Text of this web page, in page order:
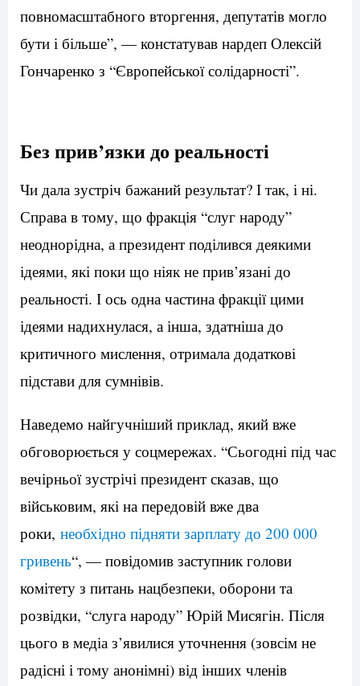
повномасштабного вторгення, депутатів могло
бути і більше”, — констатував нардеп Олексій
Гончаренко з “Європейської солідарності”.
Без прив’язки до реальності
Чи дала зустріч бажаний результат? І так, і ні.
Справа в тому, що фракція “слуг народу”
неоднорідна, а президент поділився деякими
ідеями, які поки що ніяк не прив’язані до
реальності. І ось одна частина фракції цими
ідеями надихнулася, а інша, здатніша до
критичного мислення, отримала додаткові
підстави для сумнівів.
Наведемо найгучніший приклад, який вже
обговорюється у соцмережах. “Сьогодні під час
вечірньої зустрічі президент сказав, що
військовим, які на передовій вже два
роки, необхідно підняти зарплату до 200 000
гривень“, — повідомив заступник голови
комітету з питань нацбезпеки, оборони та
розвідки, “слуга народу” Юрій Мисягін. Після
цього в медіа з’явилися уточнення (зовсім не
радісні і тому анонімні) від інших членів